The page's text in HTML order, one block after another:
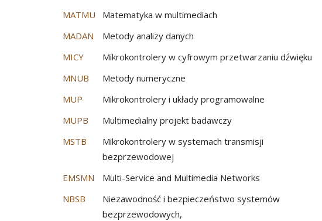
MATMU
Matematyka w multimediach
MADAN
Metody analizy danych
MICY
Mikrokontrolery w cyfrowym przetwarzaniu dźwięku
MNUB
Metody numeryczne
MUP
Mikrokontrolery i układy programowalne
MUPB
Multimedialny projekt badawczy
MSTB
Mikrokontrolery w systemach transmisji
bezprzewodowej
EMSMN Multi-Service and Multimedia Networks
NBSB
Niezawodność i bezpieczeństwo systemów
bezprzewodowych,